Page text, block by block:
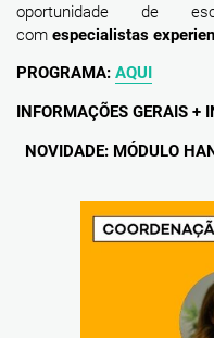
oportunidade de
com especialistas
PROGRAMA: AQUI
INFORMAÇÕES GERAIS +
NOVIDADE: MÓDULO